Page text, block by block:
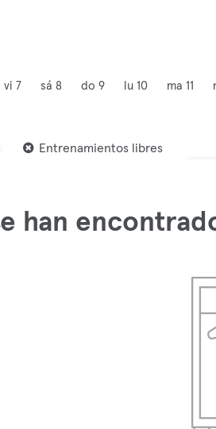
vi 7 sá 8 do 9 lu 10 ma 11
Entrenamientos libres
han